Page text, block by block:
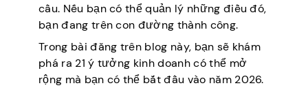
cầu. Nếu bạn có thể quản lý những điều đó,
bạn đang trên con đường thành công.
Trong bài đăng trên blog này, bạn sẽ khám
phá ra 21 ý tưởng kinh doanh có thể mở
rộng mà bạn có thể bắt đầu vào năm 2026.